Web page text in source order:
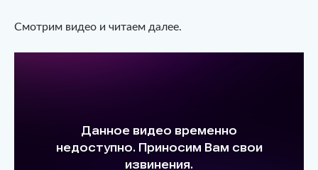
Смотрим видео и читаем далее.